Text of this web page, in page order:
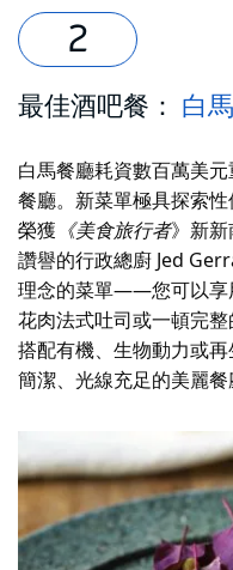
最佳酒吧餐： 白馬
白馬餐廳耗資數百萬美
餐廳。新菜單極具探索
榮獲 《美食旅行者》新
讚譽的行政總廚 Jed
理念的菜單——您可以享
花肉法式吐司或一頓完整
搭配有機、生物動力或
簡潔、光線充足的美麗餐